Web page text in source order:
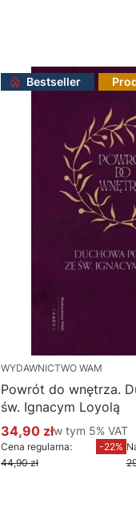
Bestseller
WYDAWNICTWO WAM
Powrót do wnętrza.
św. Ignacym Loyolą
Cena promocyjna
34,90 złw tym %s VAT
w tym 5% VAT
Cena regularna:
44,90 zł
-22%